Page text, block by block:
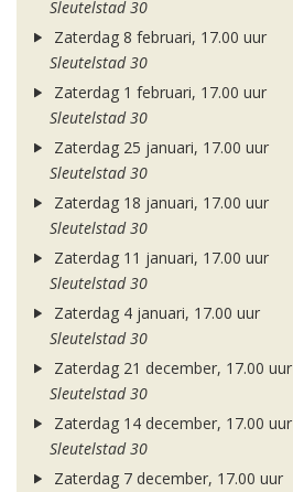
Sleutelstad 30
Zaterdag 8 februari, 17.00 uur
Sleutelstad 30
Zaterdag 1 februari, 17.00 uur
Sleutelstad 30
Zaterdag 25 januari, 17.00 uur
Sleutelstad 30
Zaterdag 18 januari, 17.00 uur
Sleutelstad 30
Zaterdag 11 januari, 17.00 uur
Sleutelstad 30
Zaterdag 4 januari, 17.00 uur
Sleutelstad 30
Zaterdag 21 december, 17.00 uur
Sleutelstad 30
Zaterdag 14 december, 17.00 uur
Sleutelstad 30
Zaterdag 7 december, 17.00 uur